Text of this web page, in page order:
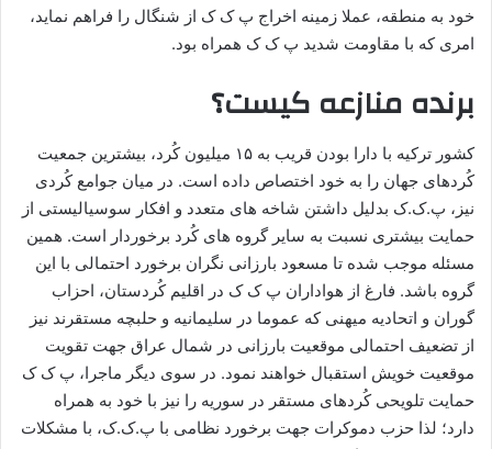
خود به منطقه، عملا زمینه اخراج پ ک ک از شنگال را فراهم نماید،
امری که با مقاومت شدید پ ک ک همراه بود.
برنده منازعه کیست؟
کشور ترکیه با دارا بودن قریب به ۱۵ میلیون کُرد، بیشترین جمعیت
کُردهای جهان را به خود اختصاص داده است. در میان جوامع کُردی
نیز، پ.ک.ک بدلیل داشتن شاخه های متعدد و افکار سوسیالیستی از
حمایت بیشتری نسبت به سایر گروه های کُرد برخوردار است. همین
مسئله موجب شده تا مسعود بارزانی نگران برخورد احتمالی با این
گروه باشد. فارغ از هواداران پ ک ک در اقلیم کُردستان، احزاب
گوران و اتحادیه میهنی که عموما در سلیمانیه و حلبچه مستقرند نیز
از تضعیف احتمالی موقعیت بارزانی در شمال عراق جهت تقویت
موقعیت خویش استقبال خواهند نمود. در سوی دیگر ماجرا، پ ک ک
حمایت تلویحی کُردهای مستقر در سوریه را نیز با خود به همراه
دارد؛ لذا حزب دموکرات جهت برخورد نظامی با پ.ک.ک، با مشکلات